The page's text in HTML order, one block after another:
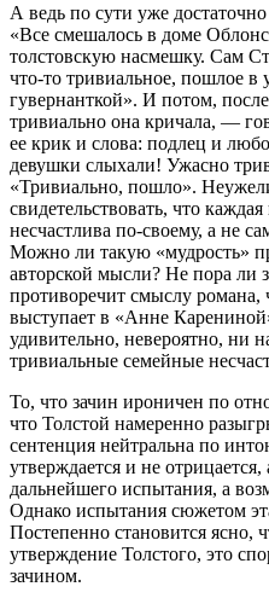
А ведь по сути уже
«Все смешалось в доме
толстовскую насмешку. Сам
что-то тривиальное, пошлое в
гувернанткой». И потом,
тривиально она кричала, —
ее крик и слова: подлец и
девушки слыхали! Ужасно
«Тривиально, пошло».
свидетельствовать, что
несчастлива по-своему, а не
Можно ли такую «мудрость»
авторской мысли? Не пора ли
противоречит смыслу романа,
выступает в «Анне
удивительно, невероятно, ни
тривиальные семейные
То, что зачин ироничен по
что Толстой намеренно
сентенция нейтральна по
утверждается и не отрицается,
дальнейшего испытания, а
Однако испытания сюжетом
Постепенно становится ясно,
утверждение Толстого, это
зачином.